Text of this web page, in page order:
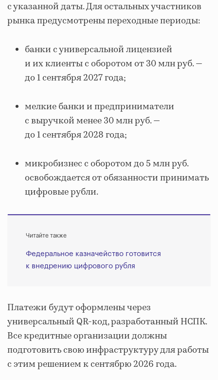
с указанной даты. Для остальных участников
рынка предусмотрены переходные периоды:
банки с универсальной лицензией
и их клиенты с оборотом от 30 млн руб. —
до 1 сентября 2027 года;
мелкие банки и предприниматели
с выручкой менее 30 млн руб. —
до 1 сентября 2028 года;
микробизнес с оборотом до 5 млн руб.
освобождается от обязанности принимать
цифровые рубли.
Читайте также
Федеральное казначейство готовится
к внедрению цифрового рубля
Платежи будут оформлены через
универсальный QR-код, разработанный НСПК.
Все кредитные организации должны
подготовить свою инфраструктуру для работы
с этим решением к сентябрю 2026 года.